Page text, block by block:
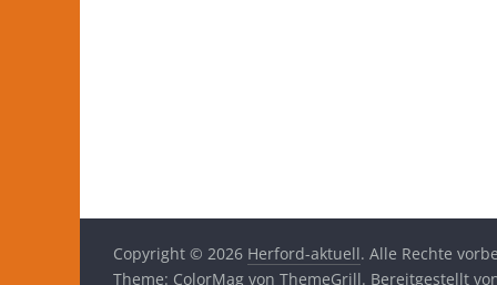
Copyright © 2026 Herford-aktuell. Alle Rechte
Theme: ColorMag von ThemeGrill. Bereitgestellt